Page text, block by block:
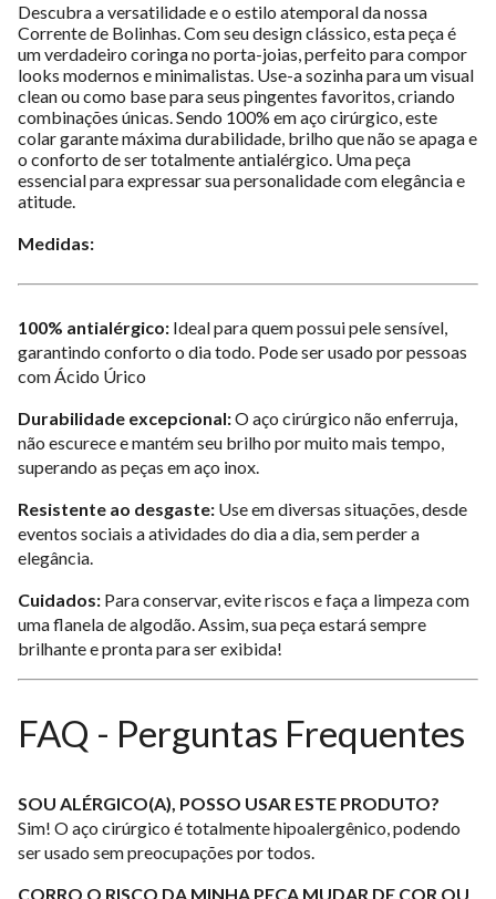
Descubra a versatilidade e o estilo atemporal da nossa
Corrente de Bolinhas. Com seu design clássico, esta peça é
um verdadeiro coringa no porta-joias, perfeito para compor
looks modernos e minimalistas. Use-a sozinha para um visual
clean ou como base para seus pingentes favoritos, criando
combinações únicas. Sendo 100% em aço cirúrgico, este
colar garante máxima durabilidade, brilho que não se apaga e
o conforto de ser totalmente antialérgico. Uma peça
essencial para expressar sua personalidade com elegância e
atitude.
Medidas:
100% antialérgico: Ideal para quem possui pele sensível,
garantindo conforto o dia todo. Pode ser usado por pessoas
com Ácido Úrico
Durabilidade excepcional:O aço cirúrgico não enferruja,
não escurece e mantém seu brilho por muito mais tempo,
superando as peças em aço inox.
Resistente ao desgaste: Use em diversas situações, desde
eventos sociais a atividades do dia a dia, sem perder a
elegância.
Cuidados: Para conservar, evite riscos e faça a limpeza com
uma flanela de algodão. Assim, sua peça estará sempre
brilhante e pronta para ser exibida!
FAQ - Perguntas Frequentes
SOU ALÉRGICO(A), POSSO USAR ESTE PRODUTO?
Sim! O aço cirúrgico é totalmente hipoalergênico, podendo
ser usado sem preocupações por todos.
CORRO O RISCO DA MINHA PEÇA MUDAR DE COR OU